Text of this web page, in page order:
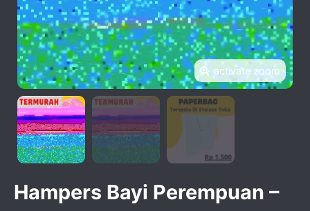
activate zoom
Hampers Bayi Perempuan –